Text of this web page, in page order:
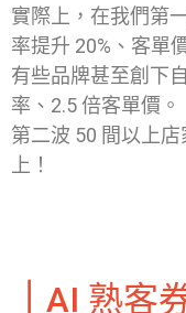
實際上，在我們第
率提升 20%、客單
有些品牌甚至創下
率、2.5 倍客單價。
第二波 50 間以上
上！
AI 熟客